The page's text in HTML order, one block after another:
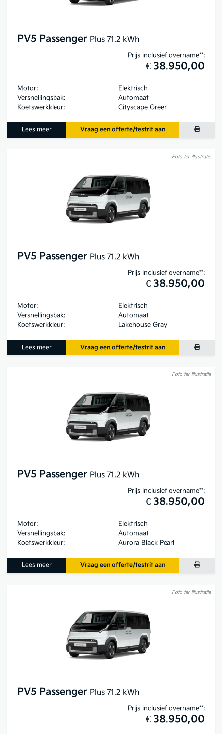
PV5 Passenger Plus 71.2 kWh
Prijs inclusief overname**:
€ 38.950,00
Motor:
Elektrisch
Versnellingsbak:
Automaat
Koetswerkkleur:
Cityscape Green
Lees meer Vraag een offerte/testrit aan
Foto ter illustratie
PV5 Passenger Plus 71.2 kWh
Prijs inclusief overname**:
€ 38.950,00
Motor:
Elektrisch
Versnellingsbak:
Automaat
Koetswerkkleur:
Lakehouse Gray
Lees meer Vraag een offerte/testrit aan
Foto ter illustratie
PV5 Passenger Plus 71.2 kWh
Prijs inclusief overname**:
€ 38.950,00
Motor:
Elektrisch
Versnellingsbak:
Automaat
Koetswerkkleur:
Aurora Black Pearl
Lees meer Vraag een offerte/testrit aan
Foto ter illustratie
PV5 Passenger Plus 71.2 kWh
Prijs inclusief overname**:
€ 38.950,00